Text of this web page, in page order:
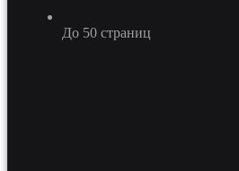
До 50 страниц